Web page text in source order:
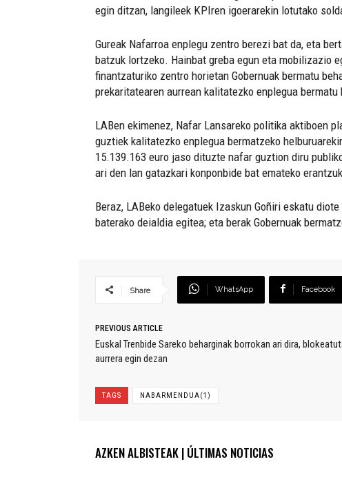
egin ditzan, langileek KPIren igoerarekin lotutako
Gureak Nafarroa enplegu zentro berezi bat da, eta
batzuk lortzeko. Hainbat greba egun eta mobilizazio
finantzaturiko zentro horietan Gobernuak bermatu
prekaritatearen aurrean kalitatezko enplegua bermatu
LABen ekimenez, Nafar Lansareko politika aktiboen
guztiek kalitatezko enplegua bermatzeko
15.139.163 euro jaso dituzte nafar guztion diru
ari den lan gatazkari konponbide bat emateko
Beraz, LABeko delegatuek Izaskun Goñiri eskatu
baterako deialdia egitea; eta berak Gobernuak
Share WhatsApp Facebook
PREVIOUS ARTICLE
Euskal Trenbide Sareko beharginak borrokan ari dira,
aurrera egin dezan
TAGS NABARMENDUA(1)
AZKEN ALBISTEAK | ÚLTIMAS NOTICIAS